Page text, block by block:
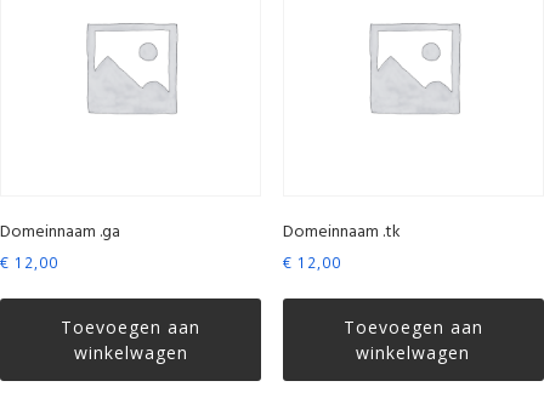
Domeinnaam .ga
€ 12,00
Toevoegen aan
winkelwagen
Domeinnaam .tk
€ 12,00
Toevoegen aan
winkelwagen